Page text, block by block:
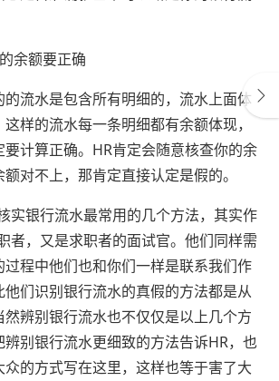
余额要正确
流水是包含所有明细的，流水上面体
样的流水每一条明细都有余额体现，
计算正确。HR肯定会随意核查你的余
对不上，那肯定直接认定是假的。
实银行流水最常用的几个方法，其实作
者，又是求职者的面试官。他们同样需
程中他们也和你们一样是联系我们作
他们识别银行流水的真假的方法都是从
辨别银行流水也不仅仅是以上几个方
别银行流水更细致的方法告诉HR，也
的方式写在这里，这样也等于害了大